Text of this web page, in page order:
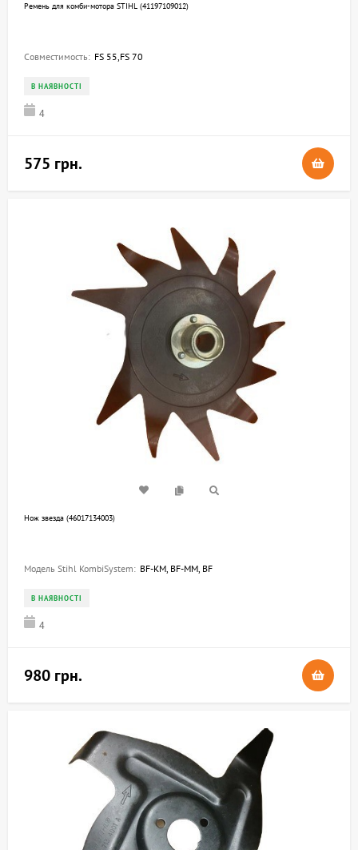
Ремень для комби-мотора STIHL (41197109012)
Совместимость: FS 55,FS 70
В НАЯВНОСТІ
4
575 грн.
Нож звезда (46017134003)
Модель Stihl KombiSystem: BF-KM, BF-MM, BF
В НАЯВНОСТІ
4
980 грн.